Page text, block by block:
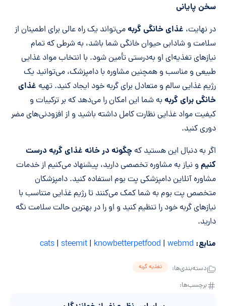
سخن پایانی
در نهایت، غذای خانگی گربهمی‌تواند یک راه عالی برای اطمینان از
سلامت و شادابی حیوان خانگی شما باشد، به شرطی که تمام
نیازهای تغذیه‌ای او به‌درستی تأمین شود. با انتخاب مواد غذایی
طبیعی و مناسب و همچنین مشاوره با دامپزشک، می‌توانید یک
رژیم غذایی سالم و متعادل برای گربه خود ایجاد کنید. تهیه غذای
خانگی برای گربه به شما این امکان را می‌دهد که بر ترکیبات و
کیفیت مواد غذایی نظارت کامل داشته باشید و از افزودنی‌های مضر
دوری کنید.
اگر به دنبال این هستید که چگونه در خانه غذای گربه درست
کنیم و نیاز به مشاوره تخصصی دارید، پیشنهاد می‌کنیم از خدمات
مشاوره آنلاین دامپزشکی پت بوم استفاده کنید. دامپزشکان
متخصص پت بوم به شما کمک می‌کنند تا رژیم غذایی متناسب با
نیازهای گربه خود را تنظیم کنید و او را در بهترین حالت سلامت نگه
دارید.
منابع: cats | steemit | knowbetterpetfood | webmd
دسته‌بندی‌ها: تغذیه گربه
برچسب‌ها: